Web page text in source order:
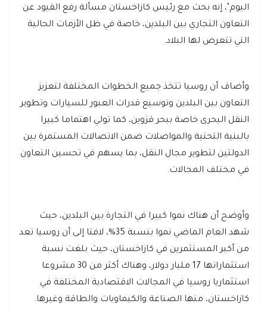
اليوم"، إنه بحث مع رئيس كازاخستان مسألة رفع القيود عن
التعاون التجاري بين البلدين، خاصة في ظل الأزمات الحالية
التي تتعرض لها البلاد.
وأضاف أن روسيا تتخذ جميع الخطوات المختلفة لتعزيز
التعاون بين البلدين وتوسيع قدرات العبور للسيارات وتطوير
النقل البحرى خاصة ببحر قزوين، كما تولي اهتماما كبيرا
بالبنية التحتية والمواصلات ضمن الاتصالات المستمرة بين
الدولتين لتطوير مجال النقل، بما يسهم في تحسين التعاون
في مختلف المجالات.
وأوضح أن هناك نموا كبيرا في التجارة بين البلدين، حيث
شهد العام الماضي نموا بنسبة 35%، لافتا إلى أن روسيا تعد
من أكبر المستثمرين في كازاخستان، حيث بلغت نسبة
استثماراتها 17 مليار دولار، وهناك أكثر من 30 مشروعا
استثماريا روسيا في المجالات الاقتصادية المختلفة في
كازاخستان، منها الصناعة والكيماويات والطاقة وغيرها.